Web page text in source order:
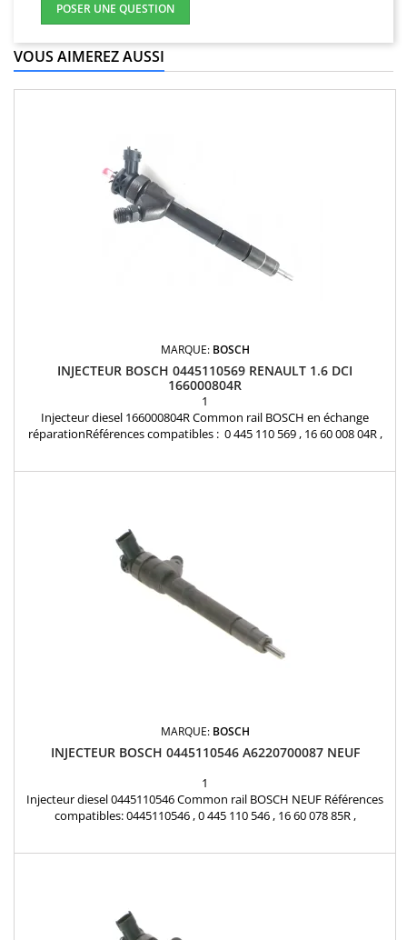
POSER UNE QUESTION
VOUS AIMEREZ AUSSI
MARQUE: BOSCH
INJECTEUR BOSCH 0445110569 RENAULT 1.6 DCI
166000804R
1
Injecteur diesel 166000804R Common rail BOSCH en échange
réparationRéférences compatibles : 0 445 110 569 , 16 60 008 04R ,
MARQUE: BOSCH
INJECTEUR BOSCH 0445110546 A6220700087 NEUF
1
Injecteur diesel 0445110546 Common rail BOSCH NEUF Références
compatibles: 0445110546 , 0 445 110 546 , 16 60 078 85R ,